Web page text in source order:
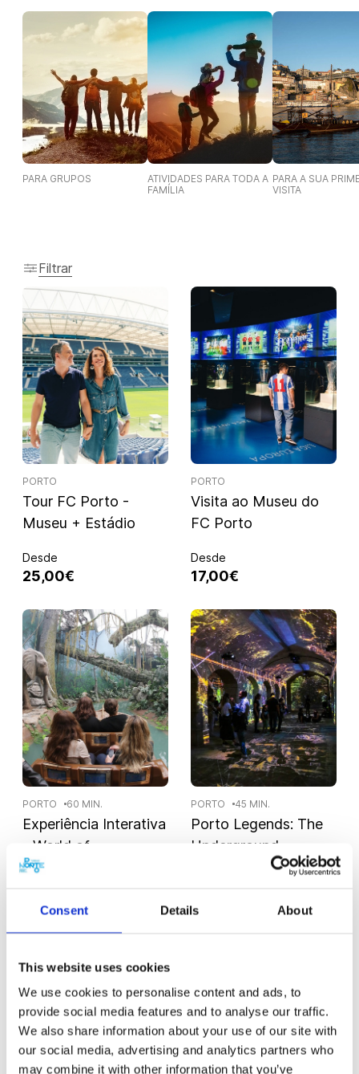
Consent Details About
This website uses cookies
We use cookies to personalise content and ads, to
provide social media features and to analyse our traffic.
We also share information about your use of our site with
our social media, advertising and analytics partners who
may combine it with other information that you’ve
PARA GRUPOS
ATIVIDADES PARA TODA A
FAMÍLIA
PARA A SUA
VISITA
Filtrar
PORTO
Tour FC Porto -
Museu + Estádio
Desde
25,00€
PORTO
Visita ao Museu do
FC Porto
Desde
17,00€
PORTO 60 MIN.
Experiência Interativa
- World of
Discoveries
18,00€
PORTO 45 MIN.
Porto Legends: The
Underground
11,00€